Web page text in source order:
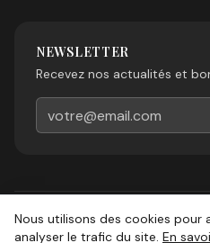
NEWSLETTER
Recevez nos actualités et
©2026Esprit Sud
Nous utilisons des cookies pour
analyser le trafic du site. En